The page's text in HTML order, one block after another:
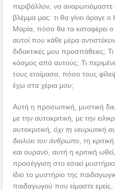
περιβάλλον, να αναρωτιόμαστε
βλέμμα μας: τι θα γίνει άραγε
Μαρία, πόσο θα τα καταφέρει ο
αυτοί που κάθε μέρα
διδακτικές μου προσπάθειες;
κόσμος από αυτούς; Τι
τους ετοίμασα, πόσο τους
έχω στα χέρια μου;
Αυτή η προσωπική, μυστική
με την αυτοκριτική, με την
αυτοκριτική,όχι τη νευρωτική
διαλύει τον άνθρωπο , τη
και ουρανό, αυτή η κριτική
προσέγγιση στο εσαεί
ίδιο το μυστήριο της
παιδαγωγού που είμαστε